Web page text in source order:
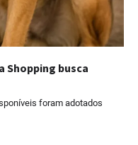
Shopping busca
foram adotados